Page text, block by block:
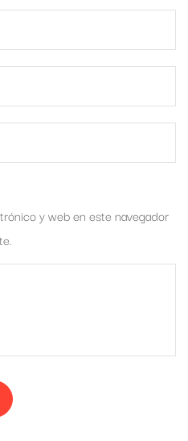
y web en este navegador